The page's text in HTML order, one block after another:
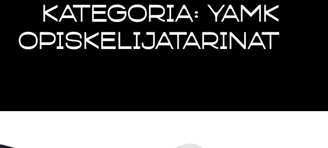
Kategoria: YAMK
opiskelijatarinat